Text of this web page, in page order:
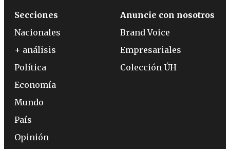
Secciones
Nacionales
+ análisis
Política
Economía
Mundo
País
Opinión
Anuncie con nosotros
Brand Voice
Empresariales
Colección ÚH